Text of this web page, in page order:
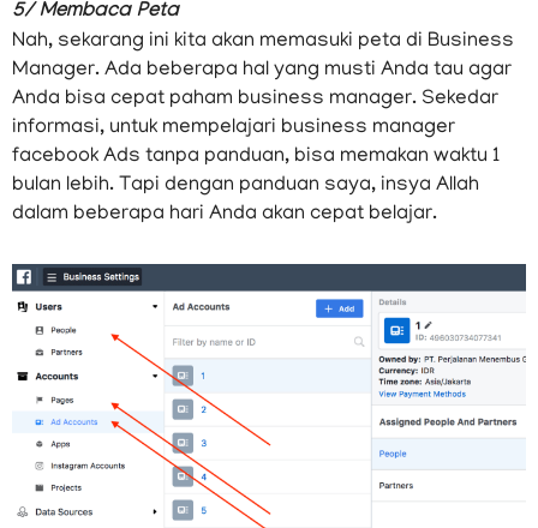
5/ Membaca Peta
Nah, sekarang ini kita akan memasuki peta di Business
Manager. Ada beberapa hal yang musti Anda tau agar
Anda bisa cepat paham business manager. Sekedar
informasi, untuk mempelajari business manager
bulan lebih. Tapi dengan panduan saya, insya Allah
dalam beberapa hari Anda akan cepat belajar.